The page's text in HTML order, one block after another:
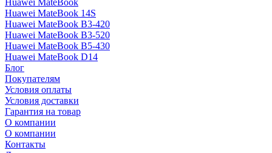
Huawei MateBook
Huawei MateBook 14S
Huawei MateBook B3-420
Huawei MateBook B3-520
Huawei MateBook B5-430
Huawei MateBook D14
Блог
Покупателям
Условия оплаты
Условия доставки
Гарантия на товар
О компании
О компании
Контакты